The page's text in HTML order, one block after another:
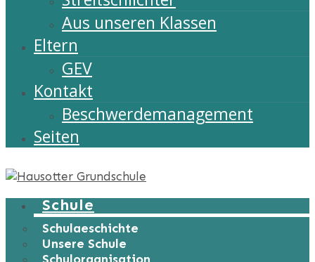
Aus unseren Klassen
Eltern
GEV
Kontakt
Beschwerdemanagement
Seiten
Schule
Schulgeschichte
Unsere Schule